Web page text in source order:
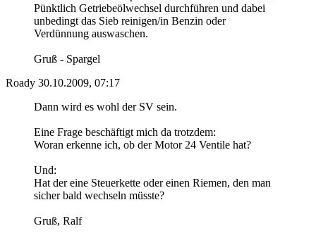
Pünktlich Getriebeölwechsel durchführen und dabei
unbedingt das Sieb reinigen/in Benzin oder
Verdünnung auswaschen.
Gruß - Spargel
Roady 30.10.2009, 07:17
Dann wird es wohl der SV sein.
Eine Frage beschäftigt mich da trotzdem:
Woran erkenne ich, ob der Motor 24 Ventile hat?
Und:
Hat der eine Steuerkette oder einen Riemen, den man
sicher bald wechseln müsste?
Gruß, Ralf